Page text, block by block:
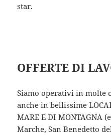
star.
OFFERTE DI
Siamo operativi in molte
anche in bellissime
MARE E DI MONTAGNA
Marche, San Benedetto